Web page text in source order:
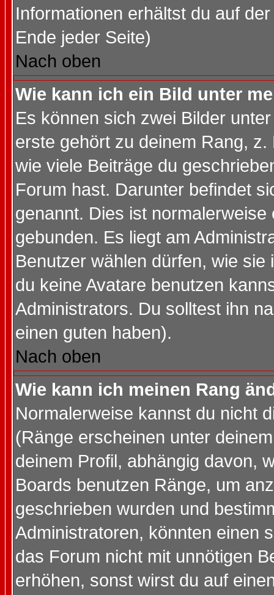
Informationen erhältst du auf
Ende jeder Seite)
Nach oben
Wie kann ich ein Bild unter
Es können sich zwei Bilder
erste gehört zu deinem Rang,
wie viele Beiträge du
Forum hast. Darunter befindet
genannt. Dies ist
gebunden. Es liegt am
Benutzer wählen dürfen, wie
du keine Avatare benutzen
Administrators. Du solltest ihn
einen guten haben).
Nach oben
Wie kann ich meinen Rang
Normalerweise kannst du nicht
(Ränge erscheinen unter
deinem Profil, abhängig davon,
Boards benutzen Ränge, um
geschrieben wurden und
Administratoren, könnten einen
das Forum nicht mit unnötigen
erhöhen, sonst wirst du auf